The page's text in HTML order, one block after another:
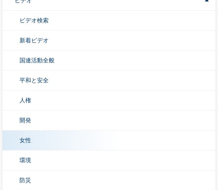
ビデオ検索
新着ビデオ
国連活動全般
平和と安全
人権
開発
女性
環境
防災